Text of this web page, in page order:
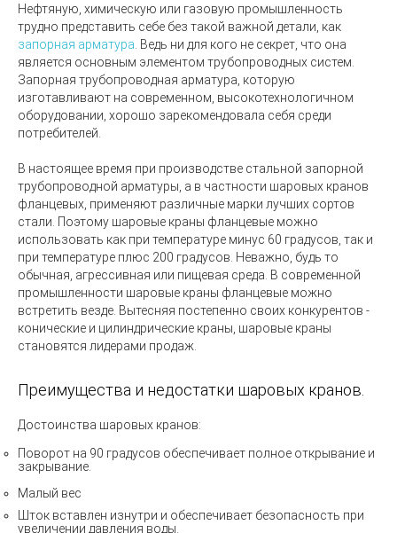
Нефтяную, химическую или газовую промышленность
трудно представить себе без такой важной детали, как
запорная арматура . Ведь ни для кого не секрет, что она
является основным элементом трубопроводных систем.
Запорная трубопроводная арматура, которую
изготавливают на современном, высокотехнологичном
оборудовании, хорошо зарекомендовала себя среди
потребителей.
В настоящее время при производстве стальной запорной
трубопроводной арматуры, а в частности шаровых кранов
фланцевых, применяют различные марки лучших сортов
стали. Поэтому шаровые краны фланцевые можно
использовать как при температуре минус 60 градусов, так и
при температуре плюс 200 градусов. Неважно, будь то
обычная, агрессивная или пищевая среда. В современной
промышленности шаровые краны фланцевые можно
встретить везде. Вытесняя постепенно своих конкурентов -
конические и цилиндрические краны, шаровые краны
становятся лидерами продаж.
Преимущества и недостатки шаровых кранов.
Достоинства шаровых кранов:
Поворот на 90 градусов обеспечивает полное открывание и
закрывание.
Малый вес
Шток вставлен изнутри и обеспечивает безопасность при
увеличении давления воды.